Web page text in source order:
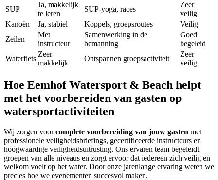
SUP
Ja, makkelijk
te leren
SUP-yoga, races
Zeer
veilig
Kanoën
Ja, stabiel Koppels, groepsroutes
Veilig
Zeilen
Met
instructeur
Samenwerking in de
bemanning
Goed
begeleid
Waterfiets
Zeer
makkelijk
Ontspannen groepsactiviteit
Zeer
veilig
Hoe Eemhof Watersport & Beach helpt
met het voorbereiden van gasten op
watersportactiviteiten
Wij zorgen voorcomplete voorbereiding van jouw gasten met
professionele veiligheidsbriefings, gecertificeerde instructeurs en
hoogwaardige veiligheidsuitrusting. Ons ervaren team begeleidt
groepen van alle niveaus en zorgt ervoor dat iedereen zich veilig en
welkom voelt op het water. Door onze jarenlange ervaring weten we
precies hoe we evenementen succesvol maken.